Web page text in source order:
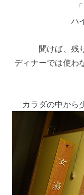
ハ
聞けば、残
ディナーでは使わ
カラダの中から